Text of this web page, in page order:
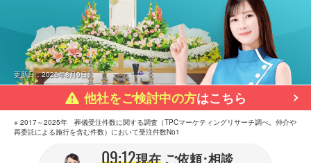
更新日：2026年8月9日
他社をご検討中の方はこちら
※ 2017～2025年 葬儀受注件数に関する調査（TPCマーケティングリサーチ調べ。仲介や
再委託による施行を含む件数）において受注件数No1
09:12現在ご依頼･相談